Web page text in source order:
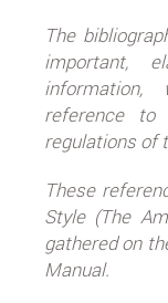
The
important,
reference
regulations of
These
Style (The
gathered on
Manual.